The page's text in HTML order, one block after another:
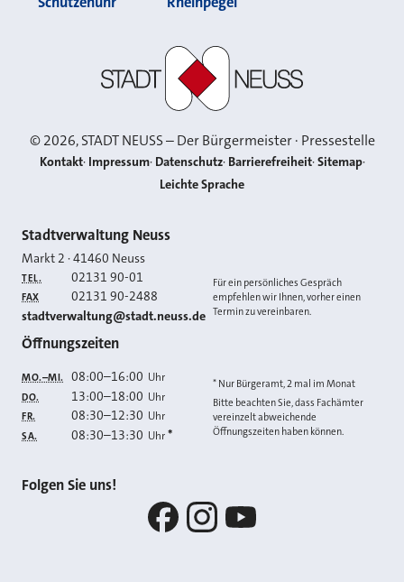
©2026, STADT NEUSS – Der Bürgermeister · Pressestelle
Kontakt Impressum Datenschutz Barrierefreiheit Sitemap
Leichte Sprache
Kontakt
Stadtverwaltung Neuss
Markt 2 ·41460 Neuss
TEL. 02131 90-01
FAX 02131 90-2488
E-MAIL
stadtverwaltung@stadt.neuss.de
Für ein persönliches Gespräch
empfehlen wir Ihnen, vorher einen
Termin zu vereinbaren.
Öffnungszeiten
MO.–MI. 08:00–16:00 Uhr
DO. 13:00–18:00 Uhr
FR. 08:30–12:30 Uhr
SA. 08:30–13:30 Uhr *
* Nur Bürgeramt, 2 mal im Monat
Bitte beachten Sie, dass Fachämter
vereinzelt abweichende
Öffnungszeiten haben können.
Folgen Sie uns!